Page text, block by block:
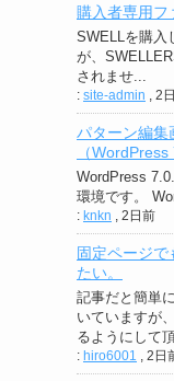
購入者専用フ
SWELLを購入
が、
されませ...
: site-admin 2
パターン編集
（
WordPress
環境です。
: knkn 2日前
固定ページで
たい。
記事だと簡単
いていますが
るようにして
: hiro6001 2日